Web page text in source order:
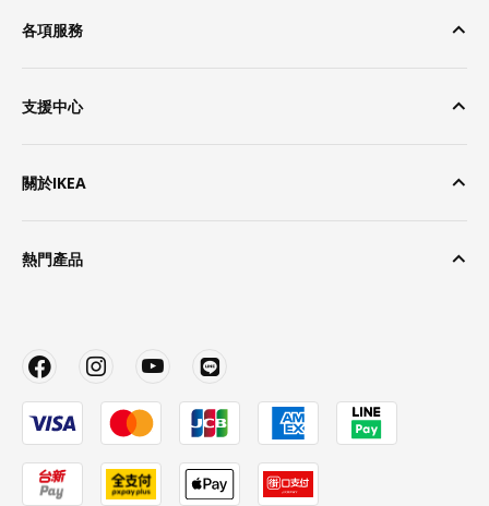
各項服務
支援中心
關於IKEA
熱門產品